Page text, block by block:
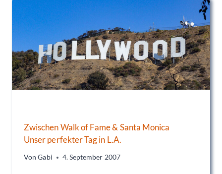
Zwischen Walk of Fame & Santa Monica
Unser perfekter Tag in L.A.
Von Gabi 4. September 2007